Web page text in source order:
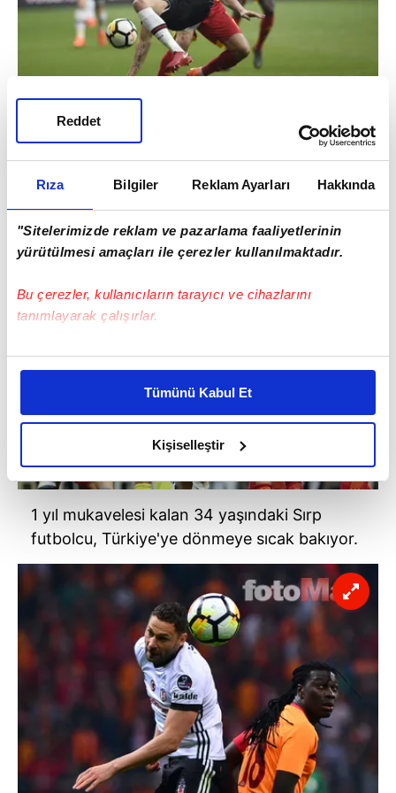
Rıza Bilgiler Reklam Ayarları Hakkında
"Sitelerimizde reklam ve pazarlama faaliyetlerinin
yürütülmesi amaçları ile çerezler kullanılmaktadır.
Bu çerezler, kullanıcıların tarayıcı ve cihazlarını
tanımlayarak çalışırlar.
Bu çerezlere izin vermeniz halinde sizlere özel
daha iyi reklam deneyimi yaşatabiliriz. Bunu yaparken
amacımızın size daha iyi bir reklam deneyimi sunmak
olduğunu ve sizlere en iyi içerikleri sunabilmek adına
elimizden gelen çabayı gösterdiğimizi ve bu noktada,
reklamların maliyetlerimizi karşılamak noktasında tek gelir
kalemimiz olduğunu sizlere hatırlatmak isteriz.
Her halükârda, kullanıcılar, bu çerezlere izin vermedikleri
takdirde, kullanıcılara hedefli reklamlar
gösterilmeyecektir."
Sizlere daha iyi bir hizmet sunabilmek için İnternet
Sitemizde kendimize ve üçüncü kişilere ait çerezler
kullanılmaktadır. Bu çerezler vasıtasıyla çeşitli kişisel
verileriniz işlenmekte olup gerekli olan çerezler bilgi
toplumu hizmetlerinin sunulması amacıyla
kullanılmaktadır. Diğer çerezler, sitemizin daha işlevsel
kılınması ve kişiselleştirilmesi ve sizlere yönelik
reklam/pazarlama faaliyetlerinin yapılması, amaçlarıyla
Tümünü Kabul Et
Kişiselleştir
Reddet
MALİ ŞARTLAR ZORLANACAK
Guangzhou
ayrılmayı düşünüyor.
1 yıl mukavelesi kalan 34 yaşındaki Sırp
futbolcu, Türkiye'ye dönmeye sıcak bakıyor.